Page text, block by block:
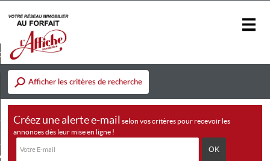
une alerte-email
Accueil
Location
/ Notre concept
Afficher les critères de recherche
Créez une alerte e-mail selon vos critères pour recevoir les
annonces dès leur mise en ligne !